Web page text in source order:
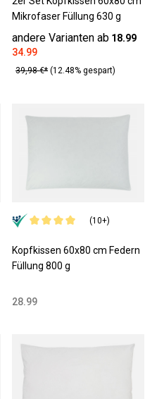
Mikrofaser Füllung 630 g
andere Varianten ab 18.99
34.99
39,98 €* (12.48% gespart)
(10+)
Kopfkissen 60x80 cm Federn
Füllung 800 g
28.99